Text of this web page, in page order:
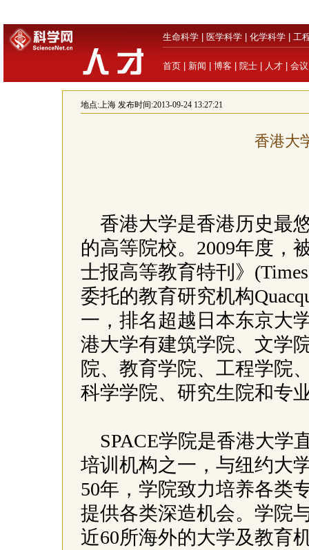
生命科学 医学科学 化学科学 工
首页 新闻 博客 院士 人才 会议
地点:上海发布时间:2013-09-24 13:27:21
香港大
香港大学是香港历史最
的高等院校。2009年度，
士报高等教育特刊》
委托的教育研究机构
一，排名超越日本东京大
港大学有建筑学院、文学
院、教育学院、工程学院
科学学院、研究生院和专
SPACE学院是香港大学
培训机构之一，与纽约大
50年，学院致力培养各类
提供各类深造机会。学院
近60所海外的大学及教育